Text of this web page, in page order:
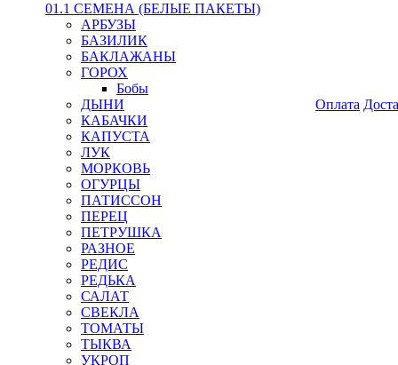
01.1 СЕМЕНА (БЕЛЫЕ ПАКЕТЫ)
АРБУЗЫ
БАЗИЛИК
БАКЛАЖАНЫ
ГОРОХ
Бобы
ДЫНИ
КАБАЧКИ
КАПУСТА
ЛУК
МОРКОВЬ
ОГУРЦЫ
ПАТИССОН
ПЕРЕЦ
ПЕТРУШКА
РАЗНОЕ
РЕДИС
РЕДЬКА
САЛАТ
СВЕКЛА
ТОМАТЫ
ТЫКВА
УКРОП
Оплата